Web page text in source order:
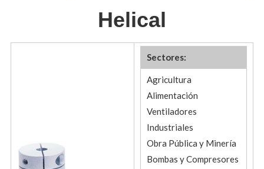
Helical
Sectores:
Agricultura
Alimentación
Ventiladores
Industriales
Obra Pública y Minería
Bombas y Compresores